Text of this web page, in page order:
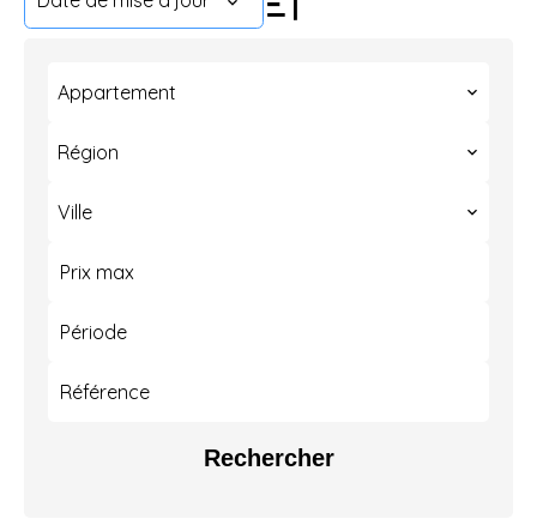
Appartement
Région
Ville
Rechercher